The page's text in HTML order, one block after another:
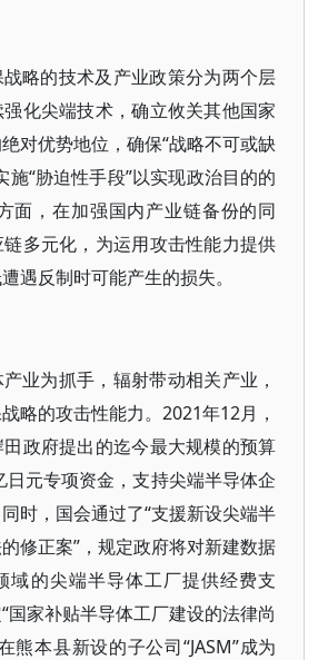
略的技术及产业政策分为两个层
化尖端技术，确立攸关其他国家
对优势地位，确保“战略不可或缺
施“胁迫性手段”以实现政治目的的
面，在加强国内产业链备份的同
多元化，为运用攻击性能力提供
遇反制时可能产生的损失。
业为抓手，辐射带动相关产业，
略的攻击性能力。2021年12月，
政府提出的迄今最大规模的预算
元专项资金，支持尖端半导体企
时，国会通过了“支援新设尖端半
修正案”，规定政府将对新建数据
域的尖端半导体工厂提供经费支
国家补贴半导体工厂建设的法律尚
熊本县新设的子公司“JASM”成为